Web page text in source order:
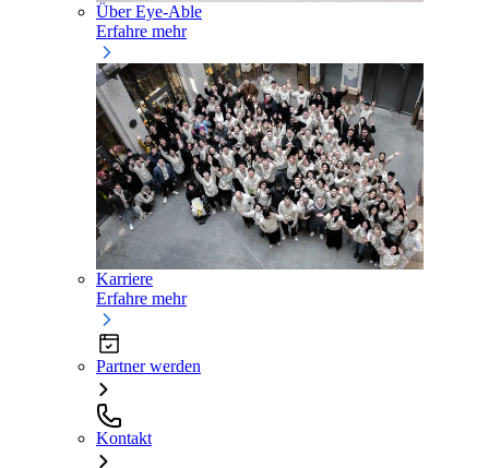
Über Eye-Able
Erfahre mehr
Karriere
Erfahre mehr
Partner werden
Kontakt